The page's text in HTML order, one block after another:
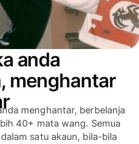
anda
menghantar
menghantar, berbelanja
40+ mata wang. Semua
satu akaun, bila-bila